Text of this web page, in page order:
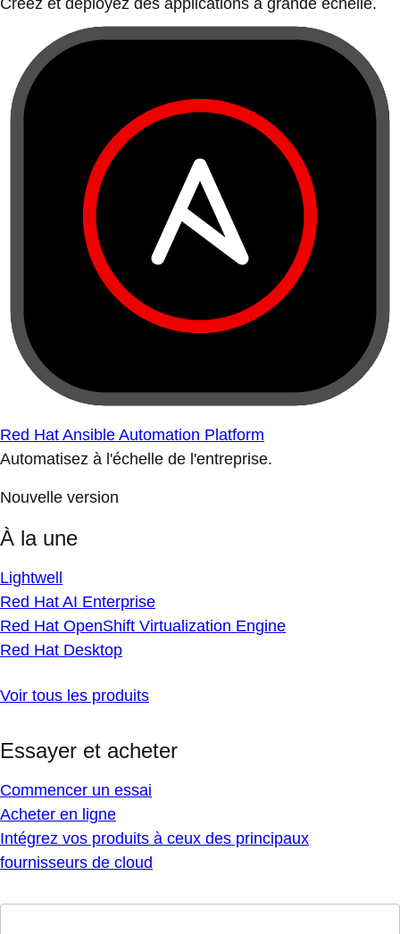
Créez et déployez des applications à grande échelle.
Red Hat Ansible Automation Platform
Automatisez à l'échelle de l'entreprise.
Nouvelle version
À la une
Lightwell
Red Hat AI Enterprise
Red Hat OpenShift Virtualization Engine
Red Hat Desktop
Voir tous les produits
Essayer et acheter
Commencer un essai
Acheter en ligne
Intégrez vos produits à ceux des principaux
fournisseurs de cloud